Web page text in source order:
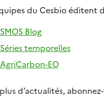
du Cesbio éditent
SMOS Blog
Séries temporelles
AgriCarbon-EO
d’actualités,